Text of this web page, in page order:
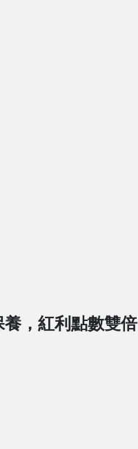
，紅利點數雙倍